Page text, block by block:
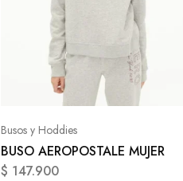
Busos y Hoddies
BUSO AEROPOSTALE MUJER
$ 147.900